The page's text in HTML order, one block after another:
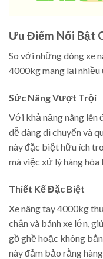
Ưu Điểm Nổi Bật
So với những dòng xe
4000kg mang lại
Sức Nâng Vượt Trội
Với khả năng nâng lên
dễ dàng di chuyển và
này đặc biệt hữu ích
mà việc xử lý hàng
Thiết Kế Đặc Biệt
Xe nâng tay 4000kg
chắn và bánh xe lớn,
gồ ghề hoặc không
này đảm bảo rằng